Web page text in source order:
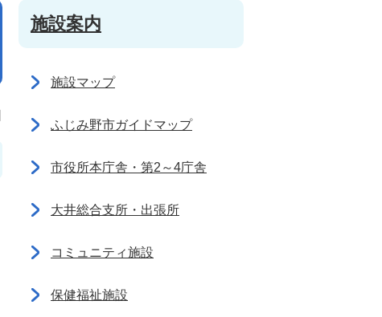
施設案内
施設マップ
ふじみ野市ガイドマップ
市役所本庁舎・第2～4庁舎
大井総合支所・出張所
コミュニティ施設
保健福祉施設